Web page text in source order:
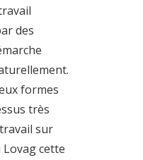
des
formes
très
sur
Lovag cette